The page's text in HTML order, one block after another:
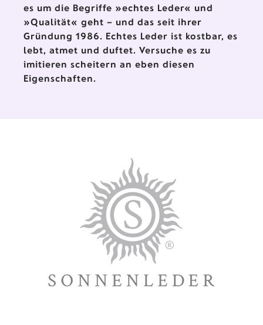
es um die Begriffe »echtes Leder« und
»Qualität« geht – und das seit ihrer
Gründung 1986. Echtes Leder ist kostbar, es
lebt, atmet und duftet. Versuche es zu
imitieren scheitern an eben diesen
Eigenschaften.